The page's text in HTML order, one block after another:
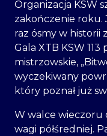
Organizacja KSW
zakończenie roku.
raz ósmy w historii
Gala XTB KSW
mistrzowskie,
wyczekiwany
który poznał już
W walce wieczoru
wagi półśredniej.